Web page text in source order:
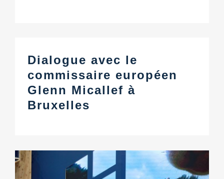
Dialogue avec le
commissaire européen
Glenn Micallef à
Bruxelles